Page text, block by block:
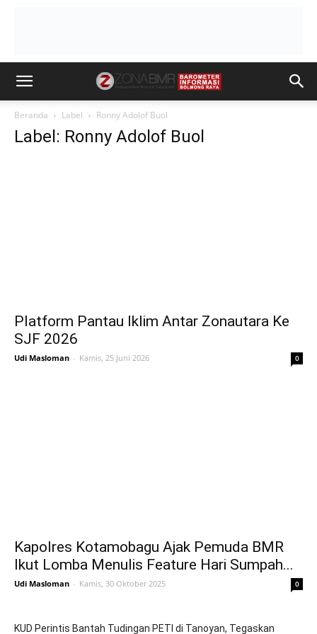
Beranda Label Ronny Adolof Buol
Label: Ronny Adolof Buol
Platform Pantau Iklim Antar Zonautara Ke
SJF 2026
Udi Masloman - Kamis, 25 Juni 2026 0
Kapolres Kotamobagu Ajak Pemuda BMR
Ikut Lomba Menulis Feature Hari Sumpah...
Udi Masloman - Kamis, 30 Oktober 2025 0
KUD Perintis Bantah Tudingan PETI di Tanoyan, Tegaskan